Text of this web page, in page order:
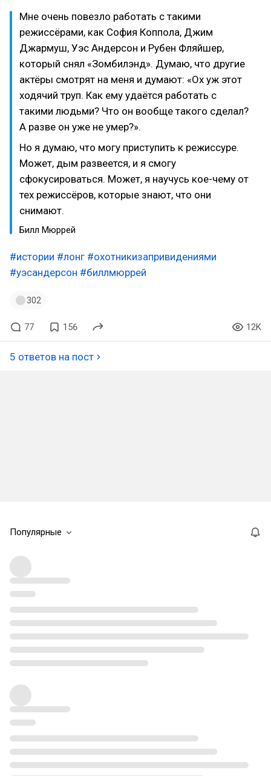
Мне очень повезло работать с такими
режиссёрами, как София Коппола, Джим
Джармуш, Уэс Андерсон и Рубен Фляйшер,
который снял «Зомбилэнд». Думаю, что другие
актёры смотрят на меня и думают: «Ох уж этот
ходячий труп. Как ему удаётся работать с
такими людьми? Что он вообще такого сделал?
А разве он уже не умер?».
Но я думаю, что могу приступить к режиссуре.
Может, дым развеется, и я смогу
сфокусироваться. Может, я научусь кое-чему от
тех режиссёров, которые знают, что они
снимают.
Билл Мюррей
#истории #лонг #охотникизапривидениями
#уэсандерсон #биллмюррей
302
77 156 12K
5 ответов на пост
Популярные